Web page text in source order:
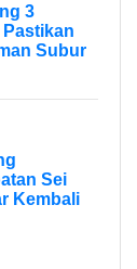
3
Pastikan
Subur
Sei
Kembali